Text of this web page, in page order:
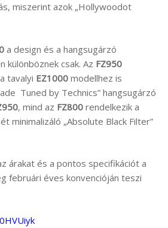
miszerint azok „Hollywoodot
a design és a hangsugárzó
csak. Az FZ950
tavalyi EZ1000 modellhez is
Tuned by Technics” hangsugárzó
, mind az FZ800 rendelkezik a
minimalizáló „Absolute Black Filter”
árakat és a pontos specifikációt a
februári éves konvencióján teszi